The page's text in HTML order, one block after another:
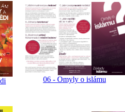
06 - Omyly o islámu